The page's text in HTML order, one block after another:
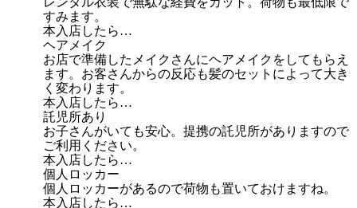
すみます。
本入店したら…
ヘアメイク
お店で準備したメイクさんにヘアメイクをしてもらえ
ます。お客さんからの反応も髪のセットによって大き
く変わります。
本入店したら…
託児所あり
お子さんがいても安心。提携の託児所がありますので
ご利用ください。
本入店したら…
個人ロッカー
個人ロッカーがあるので荷物も置いておけますね。
本入店したら…